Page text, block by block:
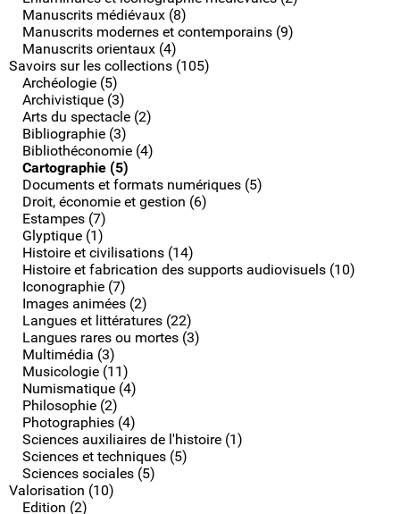
Manuscrits médiévaux (8)
Manuscrits modernes et contemporains (9)
Manuscrits orientaux (4)
Savoirs sur les collections (105)
Archéologie (5)
Archivistique (3)
Arts du spectacle (2)
Bibliographie (3)
Bibliothéconomie (4)
Cartographie (5)
Documents et formats numériques (5)
Droit, économie et gestion (6)
Estampes (7)
Glyptique (1)
Histoire et civilisations (14)
Histoire et fabrication des supports audiovisuels (10)
Iconographie (7)
Images animées (2)
Langues et littératures (22)
Langues rares ou mortes (3)
Multimédia (3)
Musicologie (11)
Numismatique (4)
Philosophie (2)
Photographies (4)
Sciences auxiliaires de l'histoire (1)
Sciences et techniques (5)
Sciences sociales (5)
Valorisation (10)
Edition (2)